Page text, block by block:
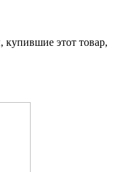
купившие этот товар,